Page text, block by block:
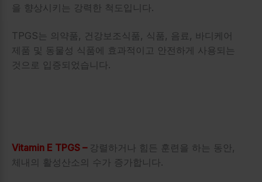
을 향상시키는 강력한 척도입니다.
TPGS는 의약품, 건강보조식품, 식품, 음료, 바디케어
제품 및 동물성 식품에 효과적이고 안전하게 사용되는
것으로 입증되었습니다.
Vitamin E TPGS – 강렬하거나 힘든 훈련을 하는 동안,
체내의 활성산소의 수가 증가합니다.